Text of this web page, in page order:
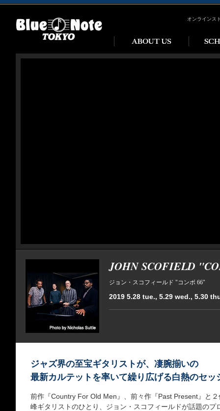
オンラインス
JOHN SCOFIELD
ジョン・スコフィールド "コンボ 66"
2019 5.28 tue., 5.29 wed., 5.30
ジャズ界の至宝ギタリストが、凄腕揃いの
最新カルテットを率いて繰り広げる白熱のセッ
前作『Country For Old Men』、前々作『Past Present』と
峰ギタリストのひとり、ジョン・スコフィールドが話題のプ